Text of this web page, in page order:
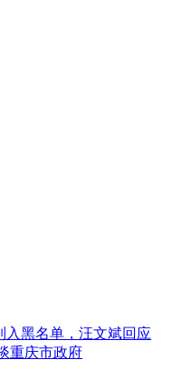
黑名单，汪文斌回应
重庆市政府